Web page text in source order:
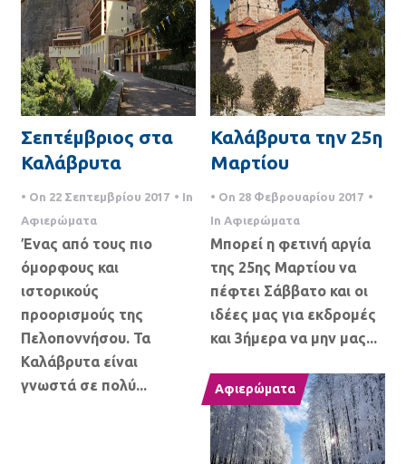
Σεπτέμβριος στα
Καλάβρυτα
• On 22 Σεπτεμβρίου 2017 • In
Αφιερώματα
Ένας από τους πιο
όμορφους και
ιστορικούς
προορισμούς της
Πελοποννήσου. Τα
Καλάβρυτα είναι
γνωστά σε πολύ...
Καλάβρυτα την 25η
Μαρτίου
• On 28 Φεβρουαρίου 2017 •
InΑφιερώματα
Μπορεί η φετινή αργία
της 25ης Μαρτίου να
πέφτει Σάββατο και οι
ιδέες μας για εκδρομές
και 3ήμερα να μην μας...
Αφιερώματα